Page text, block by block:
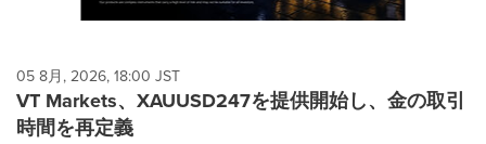
05 8月, 2026, 18:00 JST
VT Markets、XAUUSD247を提供開始し、金の取引
時間を再定義